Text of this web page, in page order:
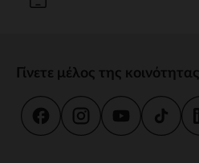
Γίνετε μέλος της κοινότητας